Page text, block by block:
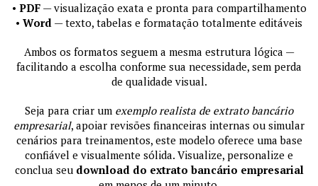
• PDF— visualização exata e pronta para compartilhamento
• Word — texto, tabelas e formatação totalmente editáveis
Ambos os formatos seguem a mesma estrutura lógica —
facilitando a escolha conforme sua necessidade, sem perda
de qualidade visual.
Seja para criar um exemplo realista de extrato bancário
empresarial, apoiar revisões financeiras internas ou simular
cenários para treinamentos, este modelo oferece uma base
confiável e visualmente sólida. Visualize, personalize e
conclua seu download do extrato bancário empresarial